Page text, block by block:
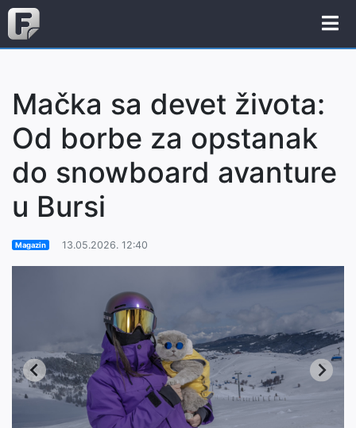
Mačka sa devet života:
Od borbe za opstanak
do snowboard avanture
u Bursi
Magazin 13.05.2026. 12:40